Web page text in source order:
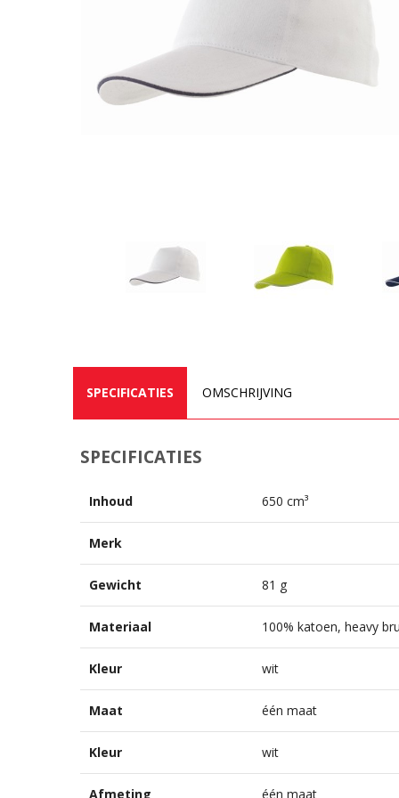
SPECIFICATIES OMSCHRIJVING
SPECIFICATIES
Inhoud 650 cm³
Merk
Gewicht 81 g
Materiaal 100% katoen, heavy
Kleur wit
Maat één maat
Kleur wit
Afmeting één maat